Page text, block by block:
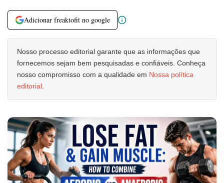
Adicionar freaktofit no google
Nosso processo editorial garante que as informações que
fornecemos sejam bem pesquisadas e confiáveis. Conheça
nosso compromisso com a qualidade em Nossa política
editorial